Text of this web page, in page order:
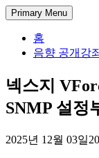
Skip
to
content
DectENG – 교양있
1998년부터 한 길
까지, 실무에서 사
경험과 가이드를
Primary Menu
홈
음향 공개강
넥스지
SNMP 설정
2025년 12월 03일